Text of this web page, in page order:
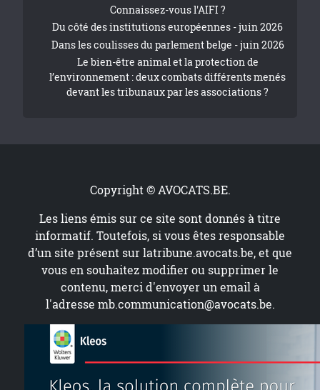
Connaissez-vous l'AIFI ?
Du côté des institutions européennes - juin 2026
Dans les coulisses du parlement belge - juin 2026
Le bien-être animal et la protection de
l’environnement : deux combats différents menés
devant les tribunaux par les associations ?
Copyright © AVOCATS.BE.
Les liens émis sur ce site sont donnés à titre
informatif. Toutefois, si vous êtes responsable
d’un site présent surlatribune.avocats.be, et que
vous en souhaitez modifier ou supprimer le
contenu, merci d'envoyer un email à
l'adresse mb.communication@avocats.be.